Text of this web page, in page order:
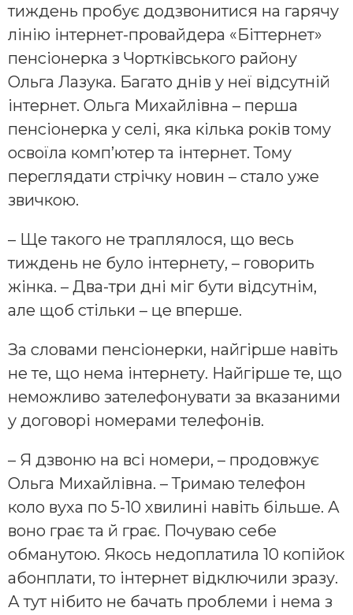
тиждень пробує додзвонитися на гарячу
лінію інтернет-провайдера «Біттернет»
пенсіонерка з Чортківського району
Ольга Лазука. Багато днів у неї відсутній
інтернет. Ольга Михайлівна – перша
пенсіонерка у селі, яка кілька років тому
освоїла комп’ютер та інтернет. Тому
переглядати стрічку новин – стало уже
звичкою.
– Ще такого не траплялося, що весь
тиждень не було інтернету, – говорить
жінка. – Два-три дні міг бути відсутнім,
але щоб стільки – це вперше.
За словами пенсіонерки, найгірше навіть
не те, що нема інтернету. Найгірше те, що
неможливо зателефонувати за вказаними
у договорі номерами телефонів.
– Я дзвоню на всі номери, – продовжує
Ольга Михайлівна. – Тримаю телефон
коло вуха по 5-10 хвилині навіть більше. А
воно грає та й грає. Почуваю себе
обманутою. Якось недоплатила 10 копійок
абонплати, то інтернет відключили зразу.
А тут нібито не бачать проблеми і нема з